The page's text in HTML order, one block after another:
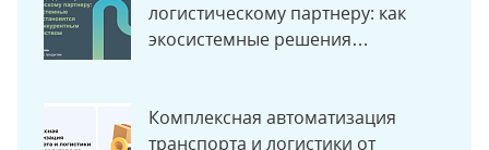
логистическому партнеру: как
экосистемные решения
Комплексная автоматизация
транспорта и логистики от